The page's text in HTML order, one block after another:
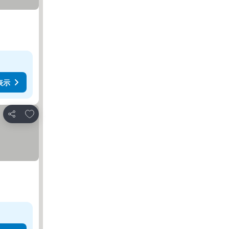
示
シェア
お気に入りに追加